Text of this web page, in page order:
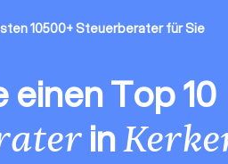
10500+ Steuerberater für Sie
einen Top 10
in